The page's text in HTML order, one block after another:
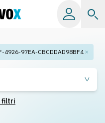
4926-97EA-CBCDDAD98BF4
filtri